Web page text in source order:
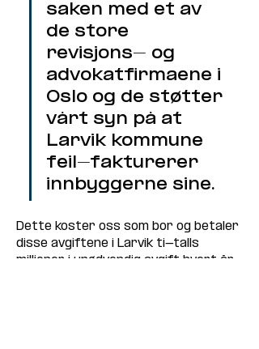
saken med et av
de store
revisjons- og
advokatfirmaene i
Oslo og de støtter
vårt syn på at
Larvik kommune
feil-fakturerer
innbyggerne sine.
Dette koster oss som bor og betaler
disse avgiftene i Larvik ti-talls
millioner i unødvendig avgift hvert år.